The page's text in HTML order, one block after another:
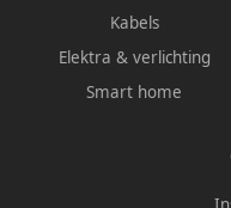
Kabels
Elektra & verlichting
Smart home